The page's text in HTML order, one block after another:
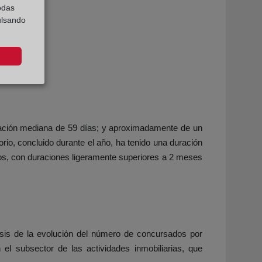
mediana de 59 días; y aproximadamente de un
concluido durante el año, ha tenido una duración
con duraciones ligeramente superiores a 2 meses
de la evolución del número de concursados por
subsector de las actividades inmobiliarias, que